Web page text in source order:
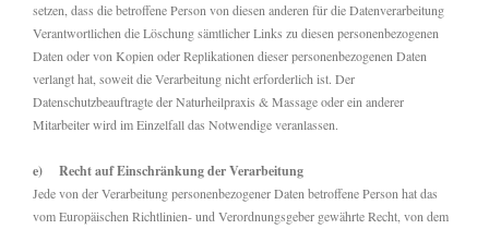
setzen, dass die betroffene Person von diesen anderen für die Datenverarbeitung
Verantwortlichen die Löschung sämtlicher Links zu diesen personenbezogenen
Daten oder von Kopien oder Replikationen dieser personenbezogenen Daten
verlangt hat, soweit die Verarbeitung nicht erforderlich ist. Der
Datenschutzbeauftragte der Naturheilpraxis & Massage oder ein anderer
Mitarbeiter wird im Einzelfall das Notwendige veranlassen.
e) Recht auf Einschränkung der Verarbeitung
Jede von der Verarbeitung personenbezogener Daten betroffene Person hat das
vom Europäischen Richtlinien- und Verordnungsgeber gewährte Recht, von dem